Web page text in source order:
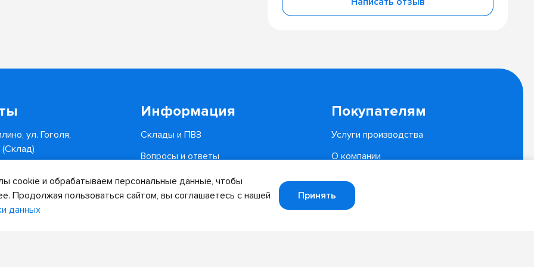
ул. Гоголя,
(Склад)
Информация
Склады и ПВЗ
Вопросы и ответы
Доставка и оплата
Покупателям
Услуги производства
О компании
cookie и обрабатываем персональные данные, чтобы
Продолжая пользоваться сайтом, вы соглашаетесь с нашей
данных
Принять